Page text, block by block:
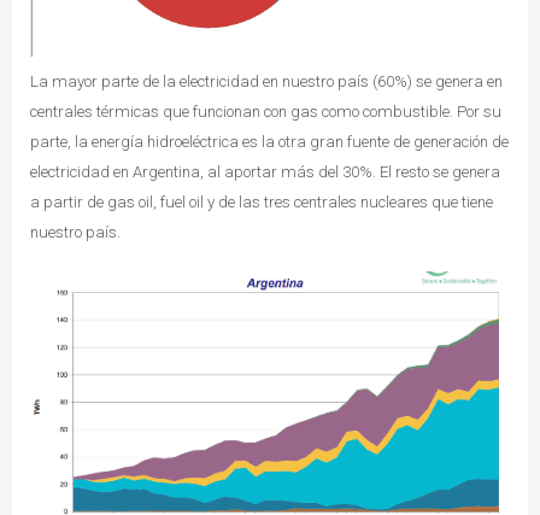
La mayor parte de la electricidad en nuestro país (60%) se genera en
centrales térmicas que funcionan con gas como combustible. Por su
parte, la energía hidroeléctrica es la otra gran fuente de generación de
electricidad en Argentina, al aportar más del 30%. El resto se genera
a partir de gas oil, fuel oil y de las tres centrales nucleares que tiene
nuestro país.